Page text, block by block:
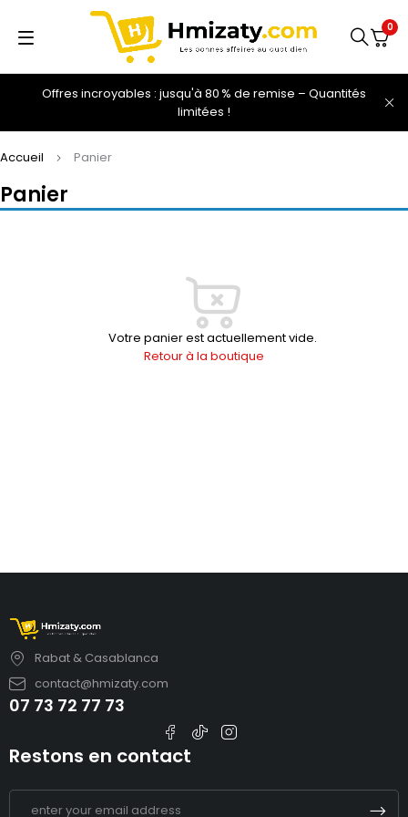
Offres incroyables : jusqu'à 80 % de remise – Quantités
limitées !
0
Panier
Accueil Panier
Votre panier est actuellement vide.
Retour à la boutique
Rabat & Casablanca
contact@hmizaty.com
07 73 72 77 73
Restons en contact